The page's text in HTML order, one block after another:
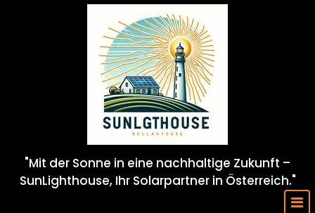
"Mit der Sonne in eine nachhaltige Zukunft –
SunLighthouse, Ihr Solarpartner in Österreich."